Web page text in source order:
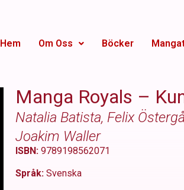
Hem Om Oss Böcker
Manga Royals –
Natalia Batista, Felix
Joakim Waller
ISBN: 9789198562071
Språk: Svenska